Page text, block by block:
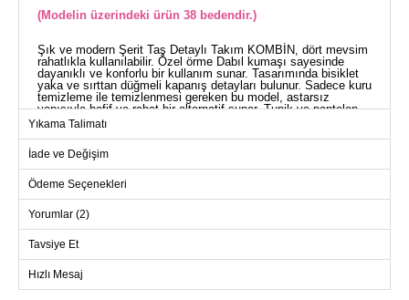
(Modelin üzerindeki ürün 38 bedendir.)
Şık ve modern Şerit Taş Detaylı Takım KOMBİN, dört mevsim
rahatlıkla kullanılabilir. Özel örme Dabıl kumaşı sayesinde
dayanıklı ve konforlu bir kullanım sunar. Tasarımında bisiklet
yaka ve sırttan düğmeli kapanış detayları bulunur. Sadece kuru
temizleme ile temizlenmesi gereken bu model, astarsız
yapısıyla hafif ve rahat bir alternatif sunar. Tunik ve pantolon
olmak üzere iki parçadan oluşan bu takım, üzerindeki şerit taş
54 kg ağırlığında, 38 beden üzerinde gösterilmektedir. Taşları
yapıştırma detaylıdır.
TUNİK BEDEN ÖLÇÜLERİ
Beden
40
100 88
86
42
104 92
86
Yıkama Talimatı
İade ve Değişim
Ödeme Seçenekleri
Yorumlar (2)
Tavsiye Et
Hızlı Mesaj